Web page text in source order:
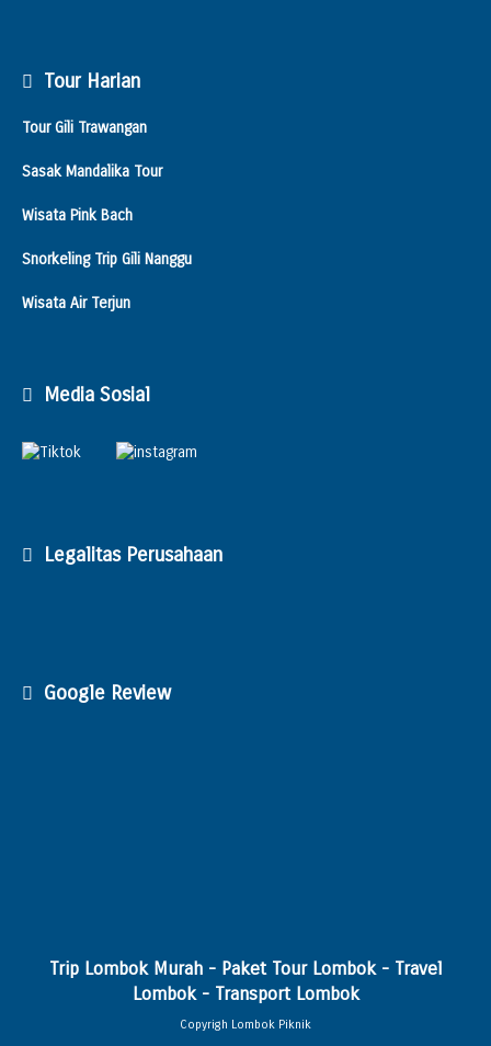
Tour Harian
Tour Gili Trawangan
Sasak Mandalika Tour
Wisata Pink Bach
Snorkeling Trip Gili Nanggu
Wisata Air Terjun
Media Sosial
Legalitas Perusahaan
Google Review
Trip Lombok Murah - Paket Tour Lombok - Travel
Lombok - Transport Lombok
Copyrigh Lombok Piknik